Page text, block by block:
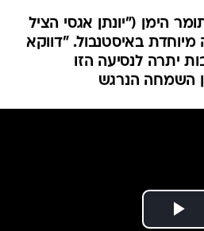
הימן ("יונתן אגסי הציל
מיוחדת באיסטנבול. "דווקא
יתרה לנסיעה הזו
השמחה הנרגש